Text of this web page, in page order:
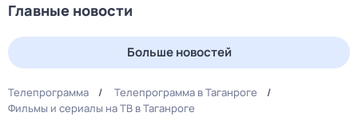
Главные новости
Больше новостей
Телепрограмма
Телепрограмма в Таганроге
Фильмы и сериалы на ТВ в Таганроге